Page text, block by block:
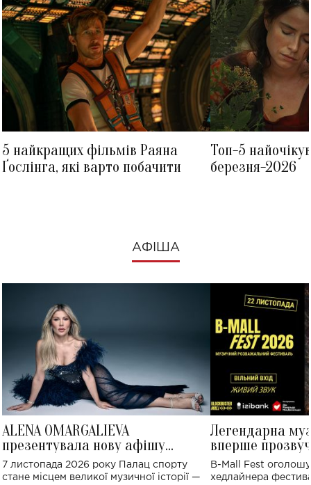
5 найкращих фільмів Раяна
Ґослінга, які варто побачити
Топ-5
березня-2026
АФІША
ALENA OMARGALIEVA
презентувала нову афішу
великого концерту в Палаці
спорту
7 листопада 2026 року Палац спорту
стане місцем великої музичної історії —
Легендарна
вперше
Україні: де
B-Mall Fest
хедлайнера